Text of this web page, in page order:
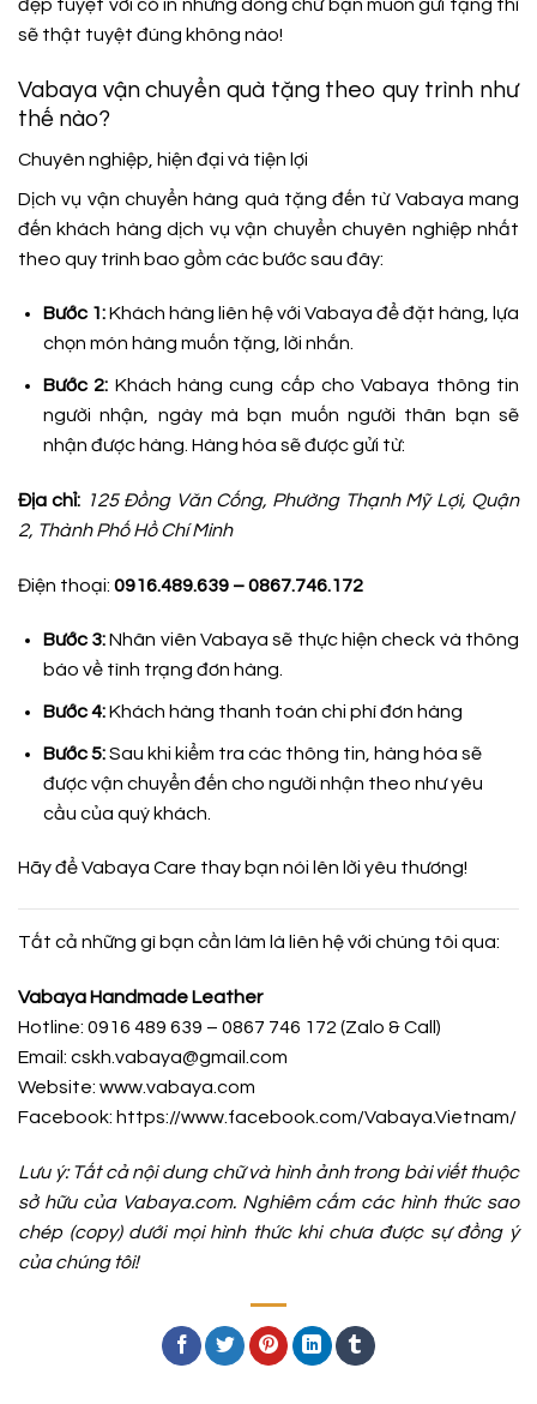
đẹp tuyệt vời có in những dòng chữ bạn muốn gửi tặng thì
sẽ thật tuyệt đúng không nào!
Vabaya vận chuyển quà tặng theo quy trình như
thế nào?
Chuyên nghiệp, hiện đại và tiện lợi
Dịch vụ vận chuyển hàng quà tặng đến từ Vabaya mang
đến khách hàng dịch vụ vận chuyển chuyên nghiệp nhất
theo quy trình bao gồm các bước sau đây:
Bước 1:Khách hàng liên hệ với Vabaya để đặt hàng, lựa
chọn món hàng muốn tặng, lời nhắn.
Bước 2: Khách hàng cung cấp cho Vabaya thông tin
người nhận, ngày mà bạn muốn người thân bạn sẽ
nhận được hàng. Hàng hóa sẽ được gửi từ:
Địa chỉ: 125 Đồng Văn Cống, Phường Thạnh Mỹ Lợi, Quận
2, Thành Phố Hồ Chí Minh
Điện thoại: 0916.489.639 – 0867.746.172
Bước 3:Nhân viên Vabaya sẽ thực hiện check và thông
báo về tình trạng đơn hàng.
Bước 4:Khách hàng thanh toán chi phí đơn hàng
Bước 5:Sau khi kiểm tra các thông tin, hàng hóa sẽ
được vận chuyển đến cho người nhận theo như yêu
cầu của quý khách.
Hãy để Vabaya Care thay bạn nói lên lời yêu thương!
Tất cả những gì bạn cần làm là liên hệ với chúng tôi qua:
Vabaya Handmade Leather
Hotline: 0916 489 639 – 0867 746 172 (Zalo & Call)
Email: cskh.vabaya@gmail.com
Website: www.vabaya.com
Facebook: https://www.facebook.com/Vabaya.Vietnam/
Lưu ý: Tất cả nội dung chữ và hình ảnh trong bài viết thuộc
sở hữu của Vabaya.com. Nghiêm cấm các hình thức sao
chép (copy) dưới mọi hình thức khi chưa được sự đồng ý
của chúng tôi!